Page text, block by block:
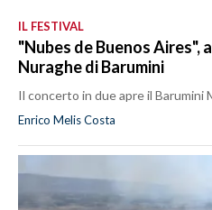
IL FESTIVAL
"Nubes de Buenos Aires",
Nuraghe di Barumini
Il concerto in due apre il Barumini
Enrico Melis Costa